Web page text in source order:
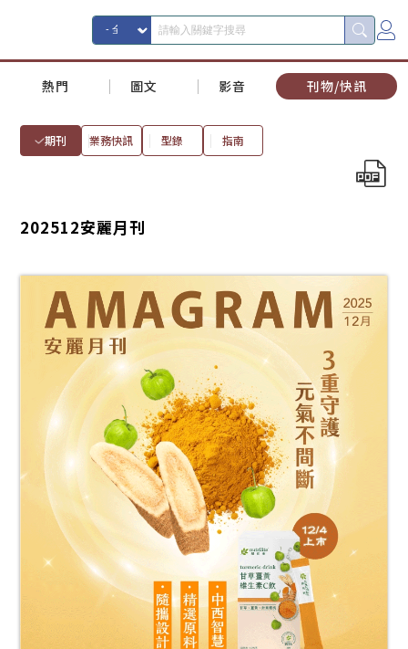
熱門 圖文 影音 刊物/快訊
期刊 業務快訊 型錄 指南
202512安麗月刊